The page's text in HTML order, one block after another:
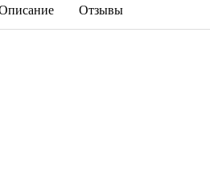
Отзывы